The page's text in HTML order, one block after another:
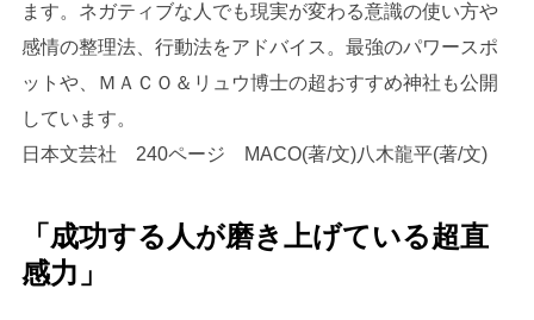
ます。ネガティブな人でも現実が変わる意識の使い方や
感情の整理法、行動法をアドバイス。最強のパワースポ
ットや、ＭＡＣＯ＆リュウ博士の超おすすめ神社も公開
しています。
日本文芸社 240ページ MACO(著/文)八木龍平(著/文)
「成功する人が磨き上げている超直
感力」